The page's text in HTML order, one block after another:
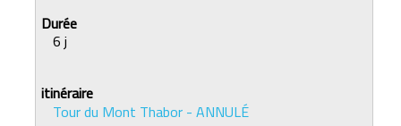
6 j
Tour du Mont Thabor - ANNULÉ